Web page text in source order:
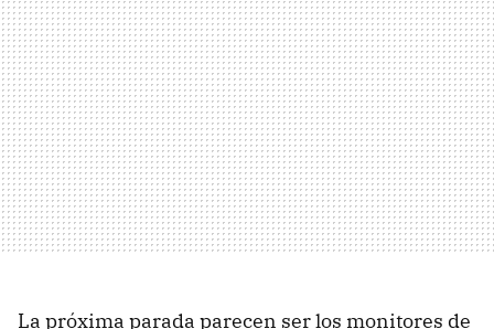
La próxima parada parecen ser los monitores de